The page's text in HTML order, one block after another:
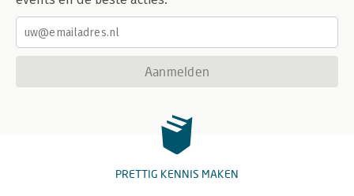
Aanmelden
PRETTIG KENNIS MAKEN